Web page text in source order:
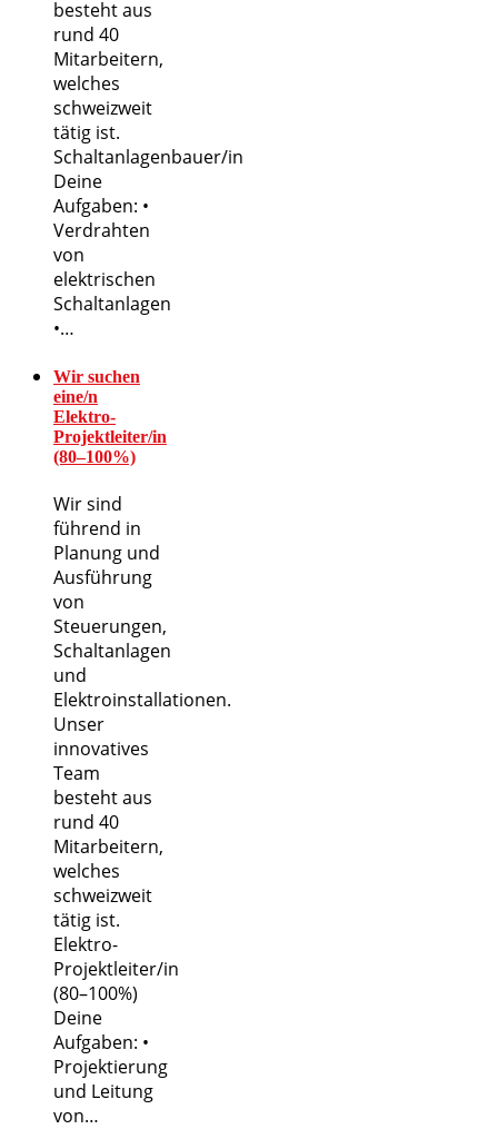
besteht aus
rund 40
Mitarbeitern,
welches
schweizweit
tätig ist.
Schaltanlagenbauer/in
Deine
Aufgaben: •
Verdrahten
von
elektrischen
Schaltanlagen
•…
Wir suchen
eine/n
Elektro-
Projektleiter/in
(80–100%)
Wir sind
führend in
Planung und
Ausführung
von
Steuerungen,
Schaltanlagen
und
Elektroinstallationen.
Unser
innovatives
Team
besteht aus
rund 40
Mitarbeitern,
welches
schweizweit
tätig ist.
Elektro-
Projektleiter/in
(80–100%)
Deine
Aufgaben: •
Projektierung
und Leitung
von…